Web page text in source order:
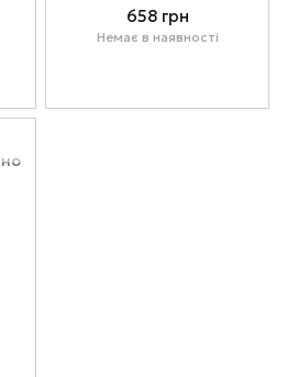
658 грн
Немає в наявності